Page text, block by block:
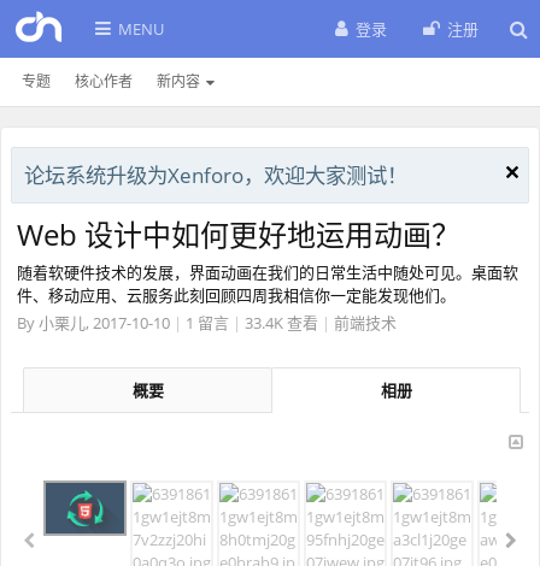
MENU
专题 核心作者 新内容
登录 注册
论坛系统升级为Xenforo，欢迎大家测试！
Web 设计中如何更好地运用动画？
随着软硬件技术的发展，界面动画在我们的日常生活中随处可见。桌面软
件、移动应用、云服务此刻回顾四周我相信你一定能发现他们。
By小栗儿, 2017-10-10 | 1 留言 | 33.4K 查看 | 前端技术
概要 相册